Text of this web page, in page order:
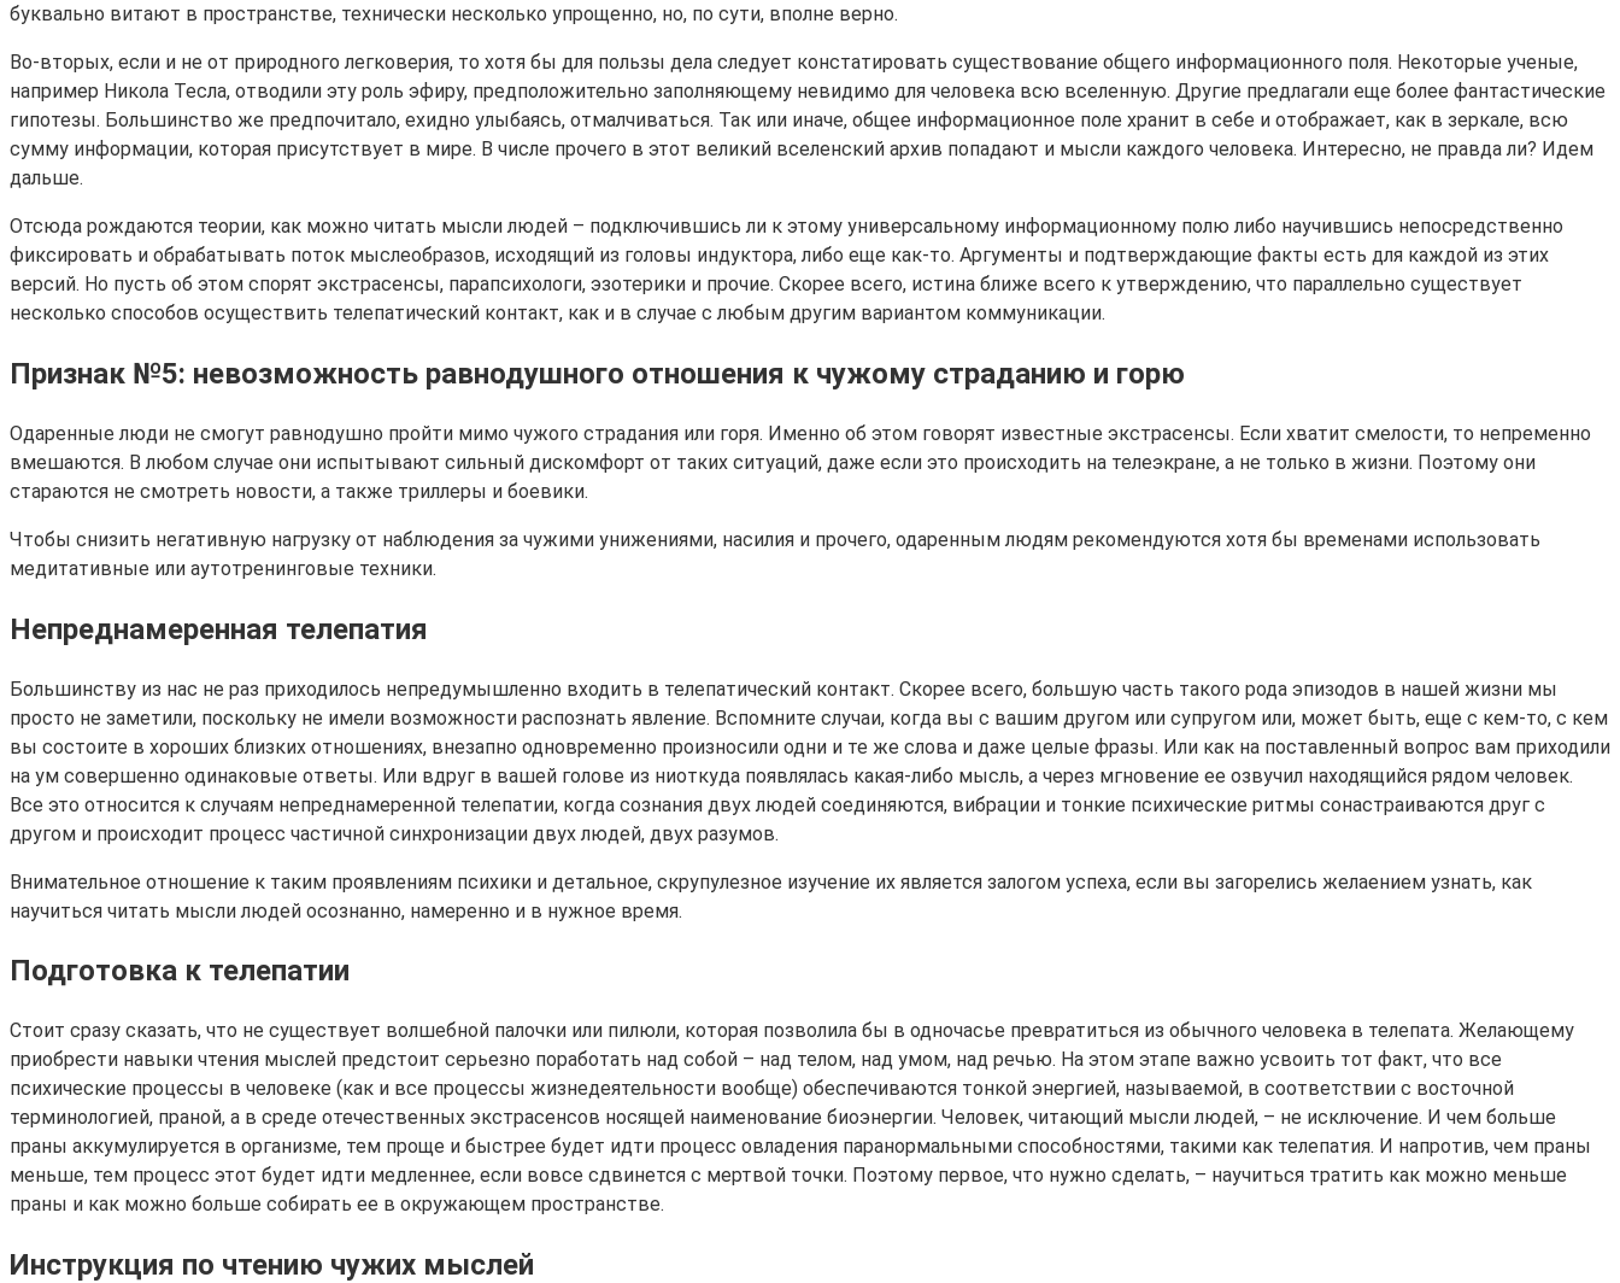
буквально витают в пространстве, технически несколько упрощенно, но, по сути, вполне верно.
Во-вторых, если и не от природного легковерия, то хотя бы для пользы дела следует констатировать существование общего информационного поля. Некоторые ученые,
например Никола Тесла, отводили эту роль эфиру, предположительно заполняющему невидимо для человека всю вселенную. Другие предлагали еще более фантастические
гипотезы. Большинство же предпочитало, ехидно улыбаясь, отмалчиваться. Так или иначе, общее информационное поле хранит в себе и отображает, как в зеркале, всю
сумму информации, которая присутствует в мире. В числе прочего в этот великий вселенский архив попадают и мысли каждого человека. Интересно, не правда ли? Идем
дальше.
Отсюда рождаются теории, как можно читать мысли людей – подключившись ли к этому универсальному информационному полю либо научившись непосредственно
фиксировать и обрабатывать поток мыслеобразов, исходящий из головы индуктора, либо еще как-то. Аргументы и подтверждающие факты есть для каждой из этих
версий. Но пусть об этом спорят экстрасенсы, парапсихологи, эзотерики и прочие. Скорее всего, истина ближе всего к утверждению, что параллельно существует
несколько способов осуществить телепатический контакт, как и в случае с любым другим вариантом коммуникации.
Признак №5: невозможность равнодушного отношения к чужому страданию и горю
Одаренные люди не смогут равнодушно пройти мимо чужого страдания или горя. Именно об этом говорят известные экстрасенсы. Если хватит смелости, то непременно
вмешаются. В любом случае они испытывают сильный дискомфорт от таких ситуаций, даже если это происходить на телеэкране, а не только в жизни. Поэтому они
стараются не смотреть новости, а также триллеры и боевики.
Чтобы снизить негативную нагрузку от наблюдения за чужими унижениями, насилия и прочего, одаренным людям рекомендуются хотя бы временами использовать
медитативные или аутотренинговые техники.
Непреднамеренная телепатия
Большинству из нас не раз приходилось непредумышленно входить в телепатический контакт. Скорее всего, большую часть такого рода эпизодов в нашей жизни мы
просто не заметили, поскольку не имели возможности распознать явление. Вспомните случаи, когда вы с вашим другом или супругом или, может быть, еще с кем-то, с кем
вы состоите в хороших близких отношениях, внезапно одновременно произносили одни и те же слова и даже целые фразы. Или как на поставленный вопрос вам приходили
на ум совершенно одинаковые ответы. Или вдруг в вашей голове из ниоткуда появлялась какая-либо мысль, а через мгновение ее озвучил находящийся рядом человек.
Все это относится к случаям непреднамеренной телепатии, когда сознания двух людей соединяются, вибрации и тонкие психические ритмы сонастраиваются друг с
другом и происходит процесс частичной синхронизации двух людей, двух разумов.
Внимательное отношение к таким проявлениям психики и детальное, скрупулезное изучение их является залогом успеха, если вы загорелись желаением узнать, как
научиться читать мысли людей осознанно, намеренно и в нужное время.
Подготовка к телепатии
Стоит сразу сказать, что не существует волшебной палочки или пилюли, которая позволила бы в одночасье превратиться из обычного человека в телепата. Желающему
приобрести навыки чтения мыслей предстоит серьезно поработать над собой – над телом, над умом, над речью. На этом этапе важно усвоить тот факт, что все
психические процессы в человеке (как и все процессы жизнедеятельности вообще) обеспечиваются тонкой энергией, называемой, в соответствии с восточной
терминологией, праной, а в среде отечественных экстрасенсов носящей наименование биоэнергии. Человек, читающий мысли людей, – не исключение. И чем больше
праны аккумулируется в организме, тем проще и быстрее будет идти процесс овладения паранормальными способностями, такими как телепатия. И напротив, чем праны
меньше, тем процесс этот будет идти медленнее, если вовсе сдвинется с мертвой точки. Поэтому первое, что нужно сделать, – научиться тратить как можно меньше
праны и как можно больше собирать ее в окружающем пространстве.
Инструкция по чтению чужих мыслей